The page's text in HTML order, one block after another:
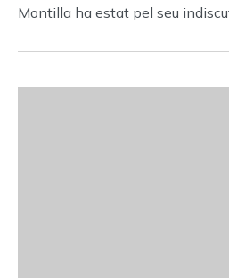
Montilla ha estat pel seu